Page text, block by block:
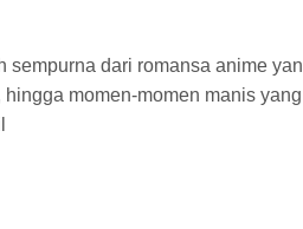
dari romansa anime
momen-momen manis